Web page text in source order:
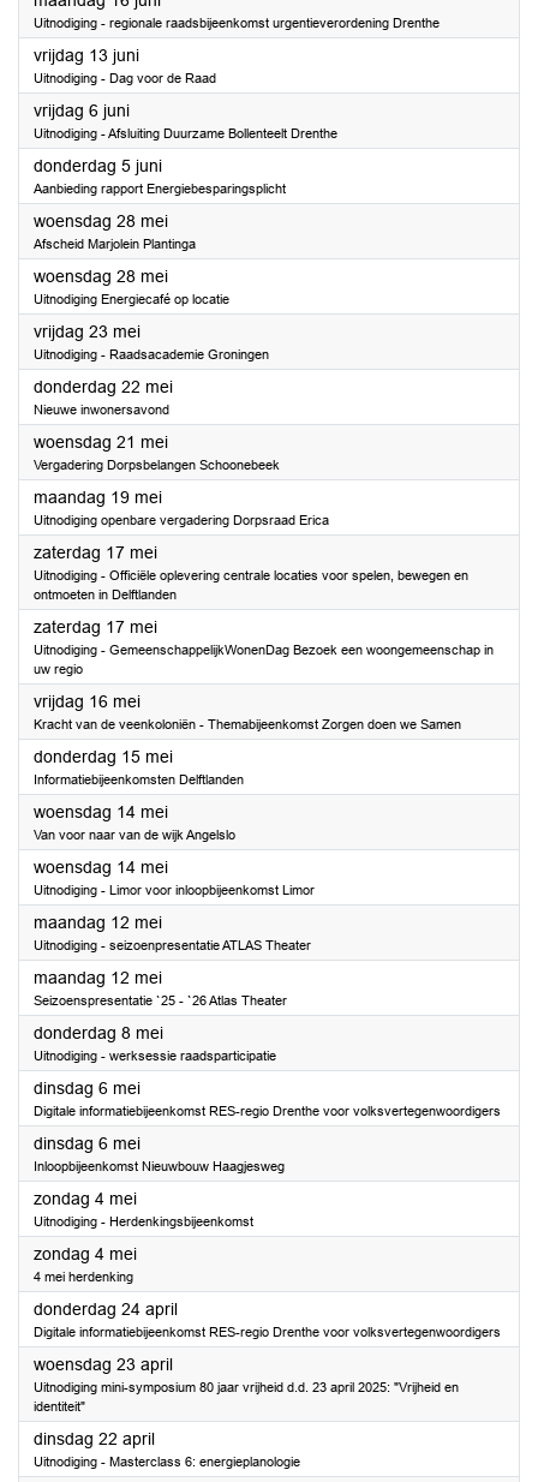
Uitnodiging - regionale raadsbijeenkomst urgentieverordening Drenthe
vrijdag 13 juni2025
Uitnodiging - Dag voor de Raad
vrijdag 6 juni2025
Uitnodiging - Afsluiting Duurzame Bollenteelt Drenthe
donderdag 5 juni2025
Aanbieding rapport Energiebesparingsplicht
woensdag 28 mei2025
Afscheid Marjolein Plantinga
woensdag 28 mei2025
Uitnodiging Energiecafé op locatie
vrijdag 23 mei2025
Uitnodiging - Raadsacademie Groningen
donderdag 22 mei2025
Nieuwe inwonersavond
woensdag 21 mei2025
Vergadering Dorpsbelangen Schoonebeek
maandag 19 mei2025
Uitnodiging openbare vergadering Dorpsraad Erica
zaterdag 17 mei2025
Uitnodiging - Officiële oplevering centrale locaties voor spelen, bewegen en
ontmoeten in Delftlanden
zaterdag 17 mei2025
Uitnodiging - GemeenschappelijkWonenDag Bezoek een woongemeenschap in
uw regio
vrijdag 16 mei2025
Kracht van de veenkoloniën - Themabijeenkomst Zorgen doen we Samen
donderdag 15 mei2025
Informatiebijeenkomsten Delftlanden
woensdag 14 mei2025
Van voor naar van de wijk Angelslo
woensdag 14 mei2025
Uitnodiging - Limor voor inloopbijeenkomst Limor
maandag 12 mei2025
Uitnodiging - seizoenpresentatie ATLAS Theater
maandag 12 mei2025
Seizoenspresentatie `25 - `26 Atlas Theater
donderdag 8 mei2025
Uitnodiging - werksessie raadsparticipatie
dinsdag 6 mei2025
Digitale informatiebijeenkomst RES-regio Drenthe voor volksvertegenwoordigers
dinsdag 6 mei2025
Inloopbijeenkomst Nieuwbouw Haagjesweg
zondag 4 mei2025
Uitnodiging - Herdenkingsbijeenkomst
zondag 4 mei2025
4 mei herdenking
donderdag 24 april2025
Digitale informatiebijeenkomst RES-regio Drenthe voor volksvertegenwoordigers
woensdag 23 april2025
Uitnodiging mini-symposium 80 jaar vrijheid d.d. 23 april 2025: "Vrijheid en
identiteit"
dinsdag 22 april2025
Uitnodiging - Masterclass 6: energieplanologie